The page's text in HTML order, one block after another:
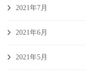
2021年7月
2021年6月
2021年5月